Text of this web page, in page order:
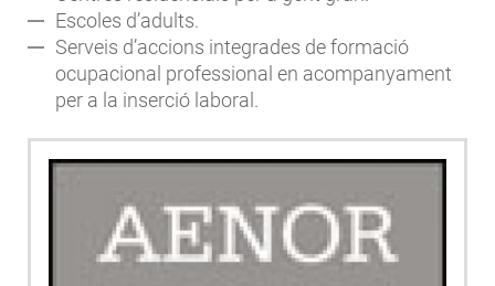
Escoles d’adults.
Serveis d’accions integrades de formació
ocupacional professional en acompanyament
per a la inserció laboral.